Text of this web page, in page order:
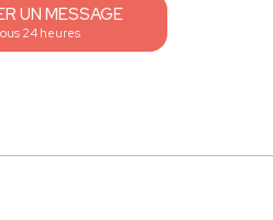
UN MESSAGE
24 heures